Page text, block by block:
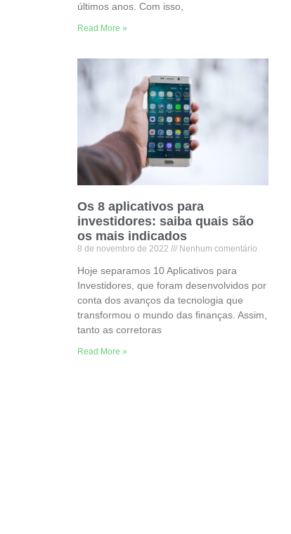
últimos anos. Com isso,
Read More »
Os 8 aplicativos para
investidores: saiba quais são
os mais indicados
8 de novembro de 2022 Nenhum comentário
Hoje separamos 10 Aplicativos para
Investidores, que foram desenvolvidos por
conta dos avanços da tecnologia que
transformou o mundo das finanças. Assim,
tanto as corretoras
Read More »